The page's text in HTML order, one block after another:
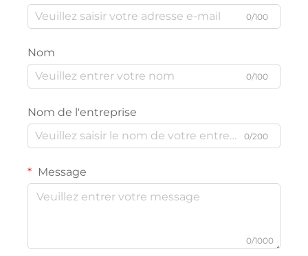
0/100
Nom
0/100
Nom de l'entreprise
0/200
Message
0/1000